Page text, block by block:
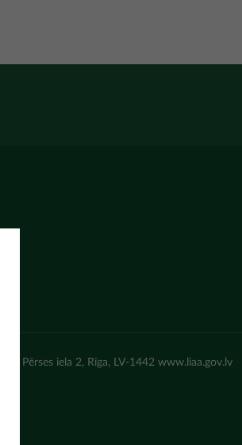
Pērses iela 2, Rīga, LV-1442 www.liaa.gov.lv